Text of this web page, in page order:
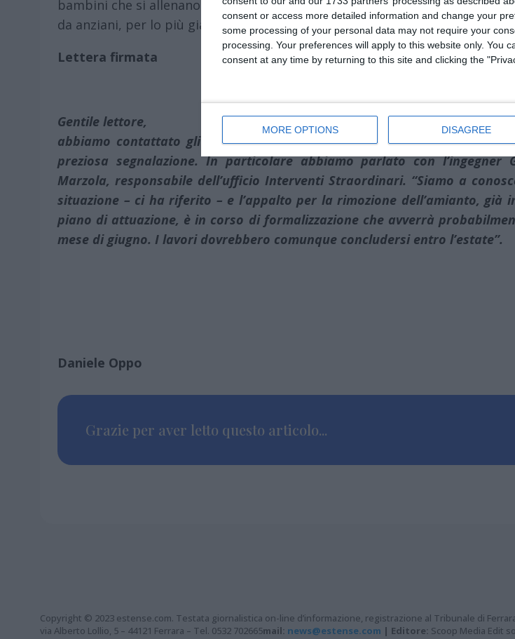
consent or access more detailed information and change your
some processing of your personal data may not require your
processing. Your preferences will apply to this website only. You
consent at any time by returning to this site and clicking the
MORE OPTIONS DISAGREE
bambini che si allenano quotidianamente, senza contare le attività
da anziani, per lo più già affetti da Morbo di Parkinson. Potreste
Lettera firmata
Gentile lettore,
abbiamo contattato gli uffici competenti del Comune di Ferrara in
preziosa segnalazione. In particolare abbiamo parlato con l’ingegner
Marzola, responsabile dell’ufficio Interventi Straordinari. “Siamo a
situazione – ci ha riferito – e l’appalto per la rimozione dell’amianto, già
piano di attuazione, è in corso di formalizzazione che avverrà
mese di giugno. I lavori dovrebbero comunque concludersi entro l’estate”.
Daniele Oppo
Grazie per aver letto questo articolo...
Copyright © 2023 estense.com. Testata giornalistica on-line d’informazione, registrazione al Tribunale di
via Alberto Lollio, 5 – 44121 Ferrara – Tel. 0532 702665mail: news@estense.com | Editore: Scoop Media Edit